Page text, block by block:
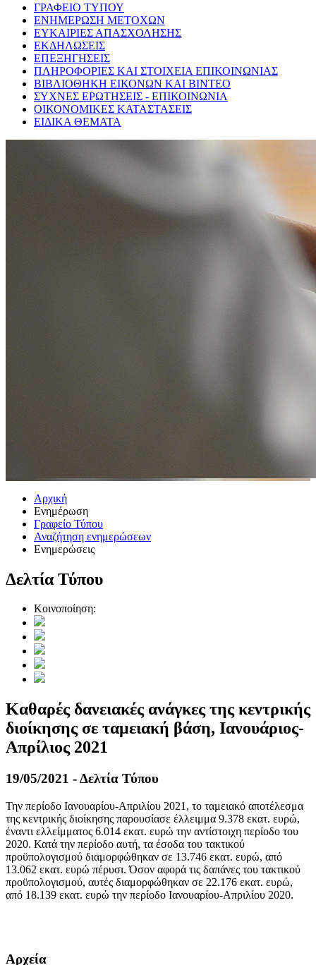
ΓΡΑΦΕΙΟ ΤΥΠΟΥ
ΕΝΗΜΕΡΩΣΗ ΜΕΤΟΧΩΝ
ΕΥΚΑΙΡΙΕΣ ΑΠΑΣΧΟΛΗΣΗΣ
ΕΚΔΗΛΩΣΕΙΣ
ΕΠΕΞΗΓΗΣΕΙΣ
ΠΛΗΡΟΦΟΡΙΕΣ ΚΑΙ ΣΤΟΙΧΕΙΑ ΕΠΙΚΟΙΝΩΝΙΑΣ
ΒΙΒΛΙΟΘΗΚΗ ΕΙΚΟΝΩΝ ΚΑΙ ΒΙΝΤΕΟ
ΣΥΧΝΕΣ ΕΡΩΤΗΣΕΙΣ - ΕΠΙΚΟΙΝΩΝΙΑ
ΟΙΚΟΝΟΜΙΚΕΣ ΚΑΤΑΣΤΑΣΕΙΣ
ΕΙΔΙΚΑ ΘΕΜΑΤΑ
Αρχική
Ενημέρωση
Γραφείο Τύπου
Αναζήτηση ενημερώσεων
Ενημερώσεις
Δελτία Τύπου
Κοινοποίηση:
Καθαρές δανειακές ανάγκες της κεντρικής
διοίκησης σε ταμειακή βάση, Ιανουάριος-
Απρίλιος 2021
19/05/2021 - Δελτία Τύπου
Την περίοδο Ιανουαρίου-Απριλίου 2021, το ταμειακό αποτέλεσμα
της κεντρικής διοίκησης παρουσίασε έλλειμμα 9.378 εκατ. ευρώ,
έναντι ελλείμματος 6.014 εκατ. ευρώ την αντίστοιχη περίοδο του
2020. Κατά την περίοδο αυτή, τα έσοδα του τακτικού
προϋπολογισμού διαμορφώθηκαν σε 13.746 εκατ. ευρώ, από
13.062 εκατ. ευρώ πέρυσι. Όσον αφορά τις δαπάνες του τακτικού
προϋπολογισμού, αυτές διαμορφώθηκαν σε 22.176 εκατ. ευρώ,
από 18.139 εκατ. ευρώ την περίοδο Ιανουαρίου-Απριλίου 2020.
Αρχεία